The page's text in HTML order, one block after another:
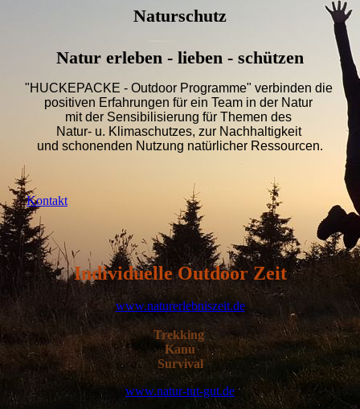
Naturschutz
Natur erleben - lieben - schützen
"HUCKEPACKE - Outdoor Programme" verbinden die
positiven Erfahrungen für ein Team in der Natur
mit der Sensibilisierung für Themen des
Natur- u. Klimaschutzes, zur Nachhaltigkeit
und schonenden Nutzung natürlicher Ressourcen.
Kontakt
Individuelle Outdoor Zeit
www.naturerlebniszeit.de
Trekking
Kanu
Survival
www.natur-tut-gut.de